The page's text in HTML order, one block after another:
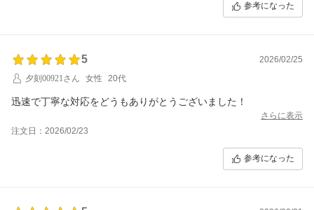
参考になった
5
2026/02/25
夕刻00921さん
女性 20代
迅速で丁寧な対応をどうもありがとうございました！
さらに表示
注文日：2026/02/23
参考になった